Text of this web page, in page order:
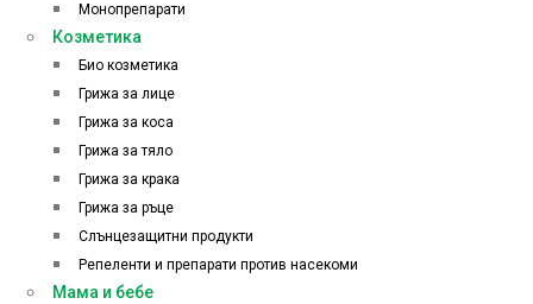
Монопрепарати
Козметика
Био козметика
Грижа за лице
Грижа за коса
Грижа за тяло
Грижа за крака
Грижа за ръце
Слънцезащитни продукти
Репеленти и препарати против насекоми
Мама и бебе